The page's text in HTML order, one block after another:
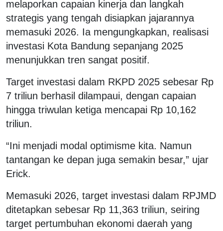
melaporkan capaian kinerja dan langkah
strategis yang tengah disiapkan jajarannya
memasuki 2026. Ia mengungkapkan, realisasi
investasi Kota Bandung sepanjang 2025
menunjukkan tren sangat positif.
Target investasi dalam RKPD 2025 sebesar Rp
7 triliun berhasil dilampaui, dengan capaian
hingga triwulan ketiga mencapai Rp 10,162
triliun.
“Ini menjadi modal optimisme kita. Namun
tantangan ke depan juga semakin besar,” ujar
Erick.
Memasuki 2026, target investasi dalam RPJMD
ditetapkan sebesar Rp 11,363 triliun, seiring
target pertumbuhan ekonomi daerah yang